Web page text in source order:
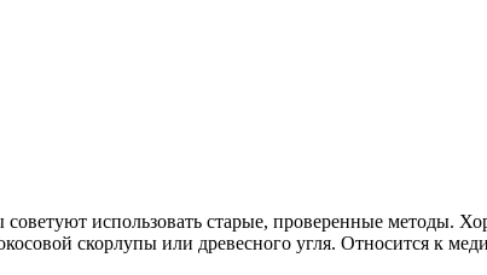
использовать старые, проверенные методы.
скорлупы или древесного угля. Относится к